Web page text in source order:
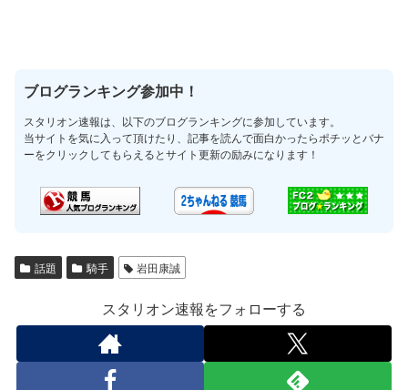
ブログランキング参加中！
スタリオン速報は、以下のブログランキングに参加しています。
当サイトを気に入って頂けたり、記事を読んで面白かったらポチッとバナ
ーをクリックしてもらえるとサイト更新の励みになります！
話題 騎手 岩田康誠
スタリオン速報をフォローする